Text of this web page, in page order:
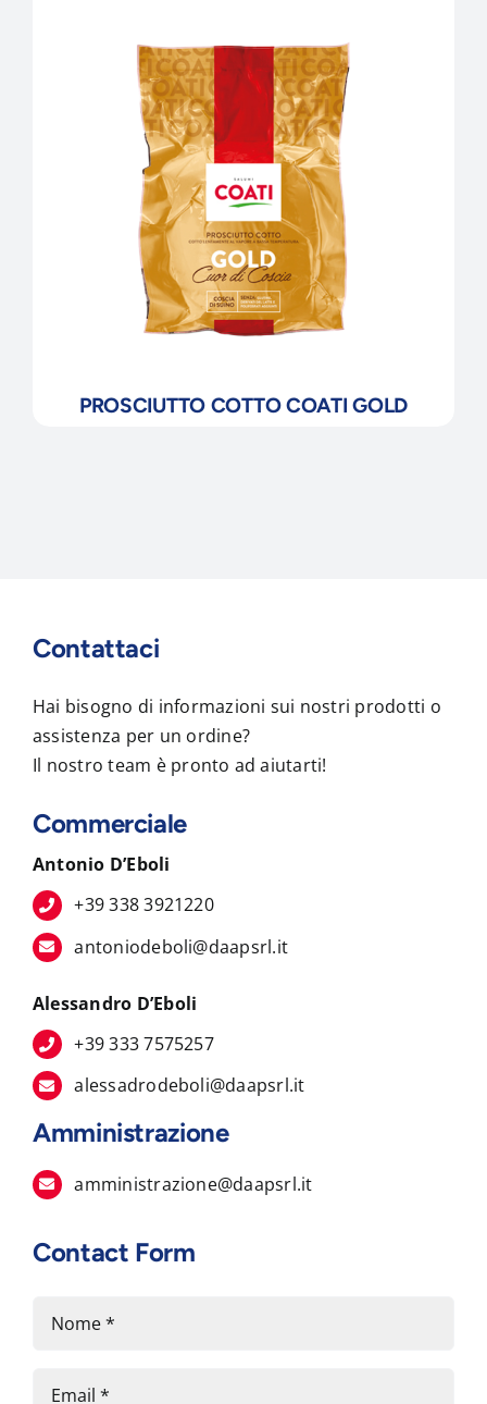
PROSCIUTTO COTTO COATI GOLD
Contattaci
Hai bisogno di informazioni sui nostri prodotti o
assistenza per un ordine?
Il nostro team è pronto ad aiutarti!
Commerciale
Antonio D’Eboli
+39 338 3921220
antoniodeboli@daapsrl.it
Alessandro D’Eboli
+39 333 7575257
alessadrodeboli@daapsrl.it
Amministrazione
amministrazione@daapsrl.it
Contact Form